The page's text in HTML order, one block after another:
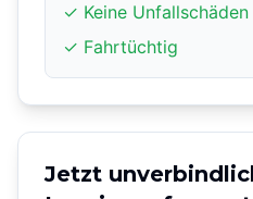
✓ Keine Unfallschäden
✓ Fahrtüchtig
Jetzt